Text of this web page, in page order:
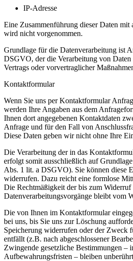
IP-Adresse
Eine Zusammenführung dieser Daten mit
wird nicht vorgenommen.
Grundlage für die Datenverarbeitung ist
DSGVO, der die Verarbeitung von
Vertrags oder vorvertraglicher
Kontaktformular
Wenn Sie uns per Kontaktformular
werden Ihre Angaben aus dem
Ihnen dort angegebenen Kontaktdaten
Anfrage und für den Fall von
Diese Daten geben wir nicht ohne Ihre
Die Verarbeitung der in das
erfolgt somit ausschließlich auf
Abs. 1 lit. a DSGVO). Sie können diese
widerrufen. Dazu reicht eine formlose
Die Rechtmäßigkeit der bis zum Widerruf
Datenverarbeitungsvorgänge bleibt vom
Die von Ihnen im Kontaktformular
bei uns, bis Sie uns zur Löschung
Speicherung widerrufen oder der Zweck
entfällt (z.B. nach abgeschlossener
Zwingende gesetzliche Bestimmungen –
Aufbewahrungsfristen – bleiben